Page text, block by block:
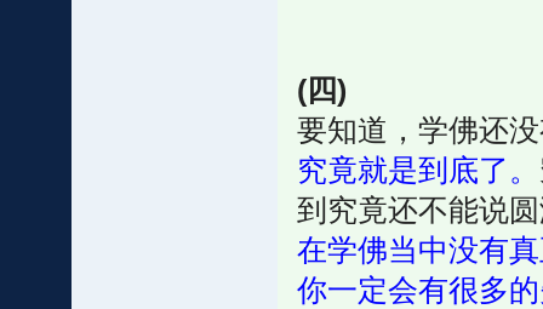
(四)
要知道，学佛还
究竟就是到底了。
到究竟还不能说
在学佛当中没有
你一定会有很多